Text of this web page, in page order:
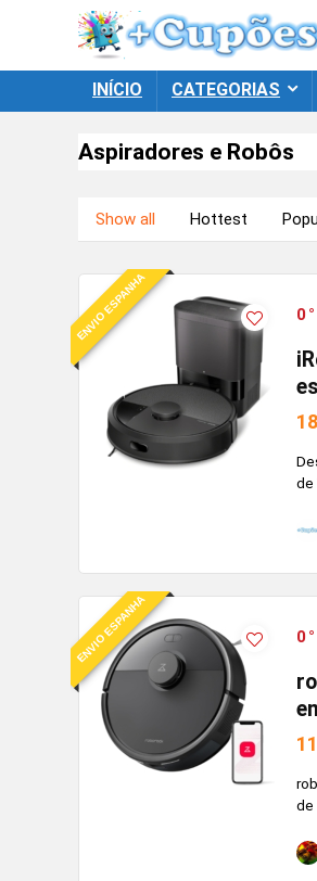
INÍCIO CATEGORIAS
Aspiradores e Robôs
Show all Hottest
ENVIO ESPANHA 0
de
ENVIO ESPANHA 0
de